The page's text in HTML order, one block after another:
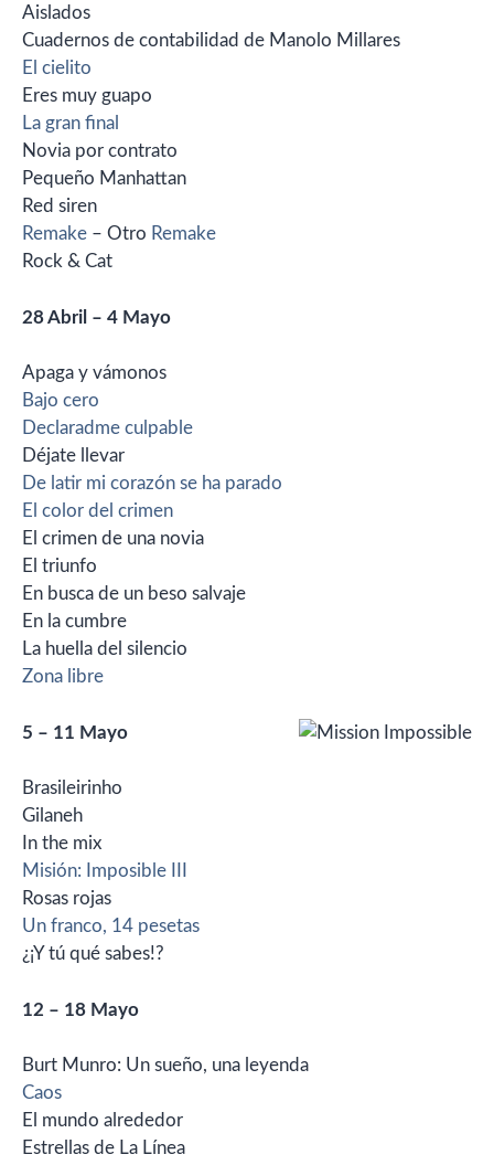
Aislados
Cuadernos de contabilidad de Manolo Millares
El cielito
Eres muy guapo
La gran final
Novia por contrato
Pequeño Manhattan
Red siren
Remake – Otro Remake
Rock & Cat
28 Abril – 4 Mayo
Apaga y vámonos
Bajo cero
Declaradme culpable
Déjate llevar
De latir mi corazón se ha parado
El color del crimen
El crimen de una novia
El triunfo
En busca de un beso salvaje
En la cumbre
La huella del silencio
Zona libre
5 – 11 Mayo
Brasileirinho
Gilaneh
In the mix
Misión: Imposible III
Rosas rojas
Un franco, 14 pesetas
¿¡Y tú qué sabes!?
12 – 18 Mayo
Burt Munro: Un sueño, una leyenda
Caos
El mundo alrededor
Estrellas de La Línea